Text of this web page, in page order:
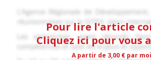
Pour lire l'article
Cliquez ici pour vous
A partir de 3,00 € par